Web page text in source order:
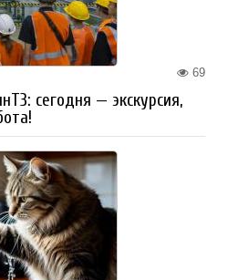
69
сегодня — экскурсия,